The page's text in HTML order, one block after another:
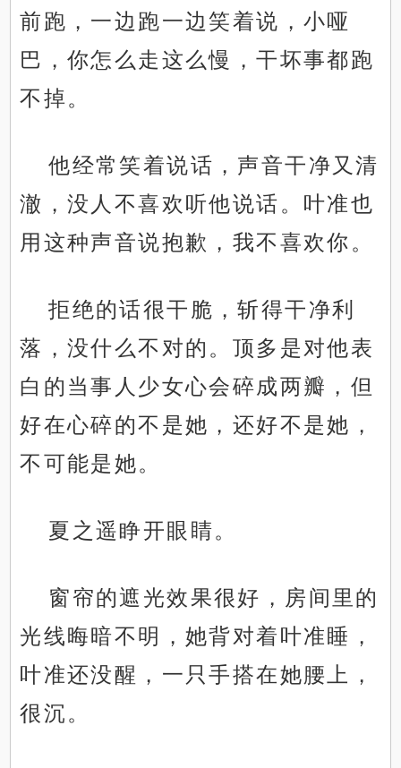
前跑，一边跑一边笑着说，小哑
巴，你怎么走这么慢，干坏事都跑
不掉。
他经常笑着说话，声音干净又清
澈，没人不喜欢听他说话。叶准也
用这种声音说抱歉，我不喜欢你。
拒绝的话很干脆，斩得干净利
落，没什么不对的。顶多是对他表
白的当事人少女心会碎成两瓣，但
好在心碎的不是她，还好不是她，
不可能是她。
夏之遥睁开眼睛。
窗帘的遮光效果很好，房间里的
光线晦暗不明，她背对着叶准睡，
叶准还没醒，一只手搭在她腰上，
很沉。